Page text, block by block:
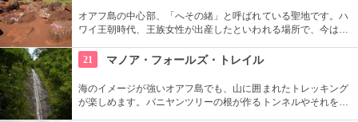
オアフ島の中心部、「へその緒」と呼ばれている聖地です。ハ
ワイ王朝時代、王族女性が出産したといわれる場所で、今は子
くさんのエネルギーを浴びて帰ってくださいね。
21 マノア・フォールズ・トレイル
海のイメージが強いオアフ島でも、山に囲まれたトレッキング
が楽しめます。バニヤンツリーの根が作るトンネルやそれを囲